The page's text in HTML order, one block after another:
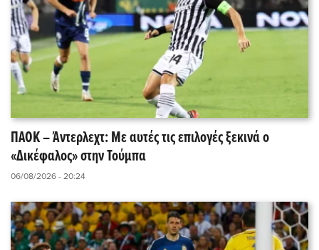
ΠΑΟΚ – Άντερλεχτ: Με αυτές τις επιλογές ξεκινά ο
«Δικέφαλος» στην Τούμπα
06/08/2026 - 20:24